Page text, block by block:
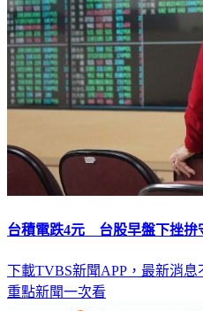
台積電跌4元 台股早盤下挫拚
下載TVBS新聞APP，最新消息
重點新聞一次看